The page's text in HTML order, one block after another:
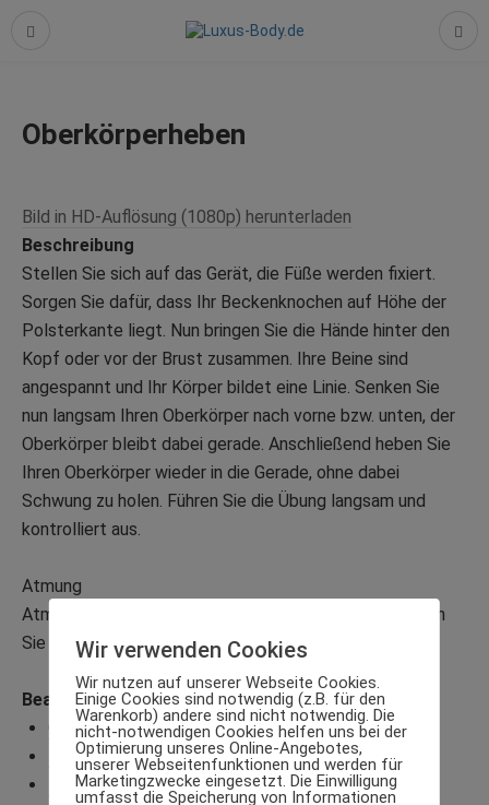
Oberkörperheben
Bild in HD-Auflösung (1080p) herunterladen
Beschreibung
Stellen Sie sich auf das Gerät, die Füße werden fixiert.
Sorgen Sie dafür, dass Ihr Beckenknochen auf Höhe der
Polsterkante liegt. Nun bringen Sie die Hände hinter den
Kopf oder vor der Brust zusammen. Ihre Beine sind
angespannt und Ihr Körper bildet eine Linie. Senken Sie
nun langsam Ihren Oberkörper nach vorne bzw. unten, der
Oberkörper bleibt dabei gerade. Anschließend heben Sie
Ihren Oberkörper wieder in die Gerade, ohne dabei
Schwung zu holen. Führen Sie die Übung langsam und
kontrolliert aus.
Atmung
Atmen Sie ein, wenn Sie den Oberkörper senken. Atmen
Sie aus, wenn Sie den Oberkörper aufrichten.
Beanspruchte Muskeln
Großer Gesäßmuskel
Halbsehnenmuskel
Langer Rückenmuskel
Wir verwenden Cookies
Wir nutzen auf unserer Webseite Cookies.
Einige Cookies sind notwendig (z.B. für den
Warenkorb) andere sind nicht notwendig. Die
nicht-notwendigen Cookies helfen uns bei der
Optimierung unseres Online-Angebotes,
unserer Webseitenfunktionen und werden für
Marketingzwecke eingesetzt. Die Einwilligung
umfasst die Speicherung von Informationen